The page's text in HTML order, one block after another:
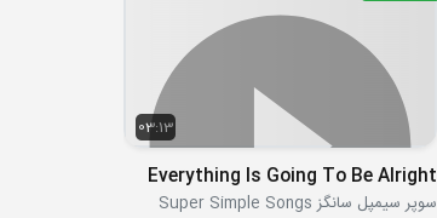
03:13
Everything Is Going To Be Alright
سوپر سیمپل سانگز Super Simple Songs